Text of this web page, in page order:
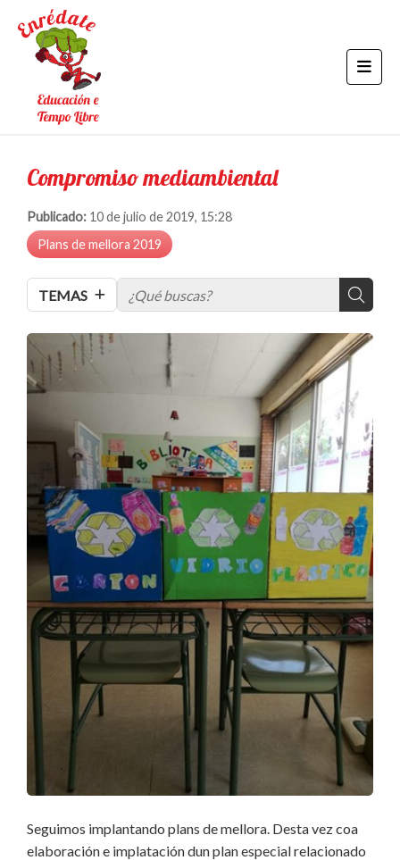
Compromiso mediambiental
Publicado: 10 de julio de 2019, 15:28
Plans de mellora 2019
TEMAS
Seguimos implantando plans de mellora. Desta vez coa
elaboración e implatación dun plan especial relacionado